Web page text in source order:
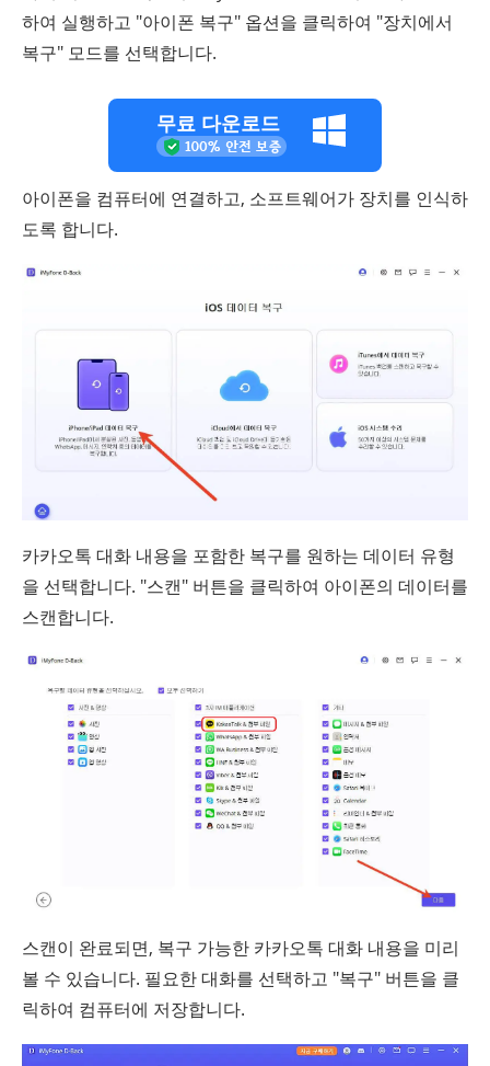
하여 실행하고 "아이폰 복구" 옵션을 클릭하여 "장치에서
복구" 모드를 선택합니다.
무료 다운로드
아이폰을 컴퓨터에 연결하고, 소프트웨어가 장치를 인식하
도록 합니다.
카카오톡 대화 내용을 포함한 복구를 원하는 데이터 유형
을 선택합니다. "스캔" 버튼을 클릭하여 아이폰의 데이터를
스캔합니다.
스캔이 완료되면, 복구 가능한 카카오톡 대화 내용을 미리
볼 수 있습니다. 필요한 대화를 선택하고 "복구" 버튼을 클
릭하여 컴퓨터에 저장합니다.